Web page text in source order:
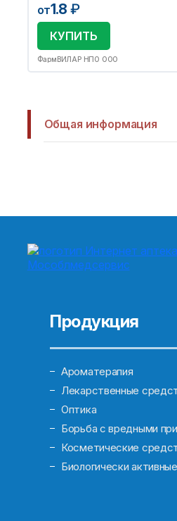
от1.8 ₽
КУПИТЬ
ФармВИЛАР НПО ООО
Общая информация
Продукция
Ароматерапия
Лекарственные
Оптика
Борьба с вредными
Косметические
Биологически